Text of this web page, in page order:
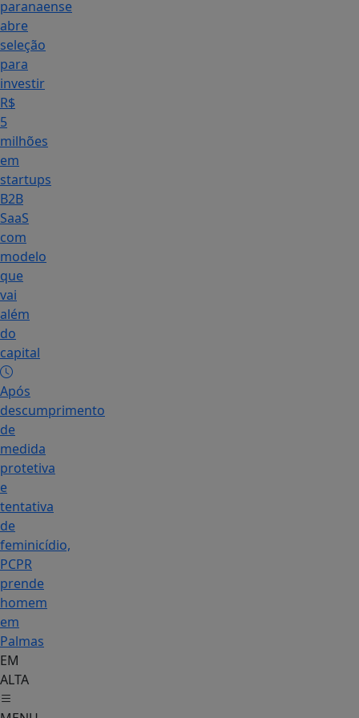
paranaense
abre
seleção
para
investir
R$
5
milhões
em
startups
B2B
SaaS
com
modelo
que
vai
além
do
capital
Após
descumprimento
de
medida
protetiva
e
tentativa
de
feminicídio,
PCPR
prende
homem
em
Palmas
EM
ALTA